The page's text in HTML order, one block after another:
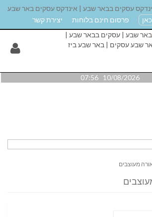
עסקים בבאר שבע | אינדקס עסקים באר שבע
פרסום חינם בלוחות יצירת קשר
10/08/2026 07:56
מעוצבים